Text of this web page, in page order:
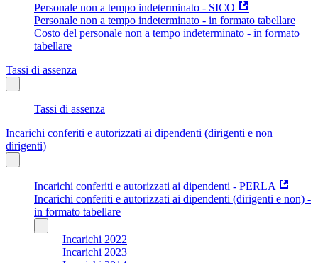
Personale non a tempo indeterminato - SICO
Personale non a tempo indeterminato - in formato tabellare
Costo del personale non a tempo indeterminato - in formato
tabellare
Tassi di assenza
Tassi di assenza
Incarichi conferiti e autorizzati ai dipendenti (dirigenti e non
dirigenti)
Incarichi conferiti e autorizzati ai dipendenti - PERLA
Incarichi conferiti e autorizzati ai dipendenti (dirigenti e non) -
in formato tabellare
Incarichi 2022
Incarichi 2023